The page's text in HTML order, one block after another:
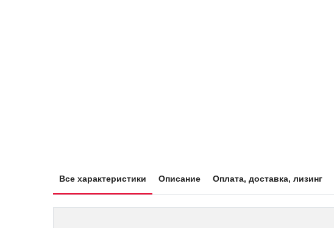
Все характеристики Описание Оплата, доставка, лизинг